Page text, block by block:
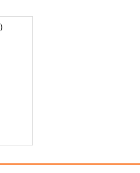
)